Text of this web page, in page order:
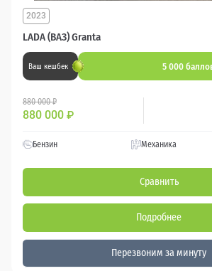
LADA (ВАЗ) Granta
2023
Ваш кешбек 5 000
880 000 ₽
880 000 ₽
Бензин Механика
Сравнить
Подробнее
Перезвоним за минуту